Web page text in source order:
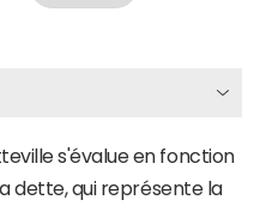
s'évalue en fonction
dette, qui représente la